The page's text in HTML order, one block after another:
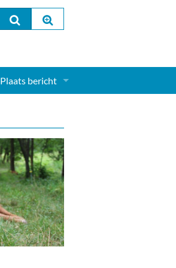
Plaats bericht